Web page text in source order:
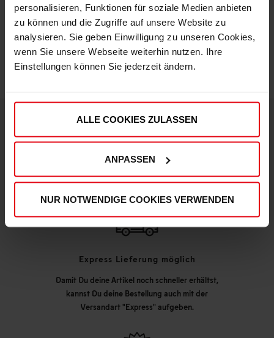
personalisieren, Funktionen für soziale Medien anbieten
zu können und die Zugriffe auf unsere Website zu
analysieren. Sie geben Einwilligung zu unseren Cookies,
wenn Sie unsere Webseite weiterhin nutzen. Ihre
Einstellungen können Sie jederzeit ändern.
ALLE COOKIES ZULASSEN
ANPASSEN
NUR NOTWENDIGE COOKIES VERWENDEN
IN DEN WARENKORB
DEINE VORTEILE IN UNSEREM SHOP
Express Lieferung möglich
Damit Du deine Artikel noch schneller erhältst,
kannst Du deine Bestellung auch mit der
Versandart "Express" aufgeben.